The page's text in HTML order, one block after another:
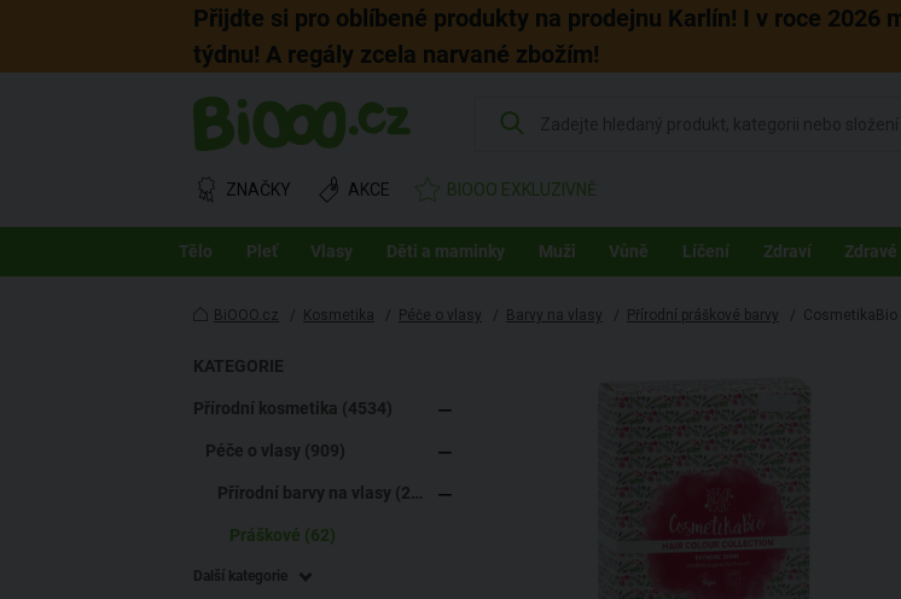
Přijdte si pro oblíbené produkty na prodejnu Karlín! I v roce 2026
týdnu! A regály zcela narvané zbožím!
ZNAČKY AKCE BIOOO EXKLUZIVNĚ
Tělo Pleť Vlasy Děti a maminky Muži Vůně Líčení Zdraví
BiOOO.cz / Kosmetika / Péče o vlasy / Barvy na vlasy / Přírodní práškové barvy / CosmetikaBio
KATEGORIE
Přírodní kosmetika (4534)
Péče o vlasy (909)
Přírodní barvy na vlasy (291)
Práškové (62)
Další kategorie